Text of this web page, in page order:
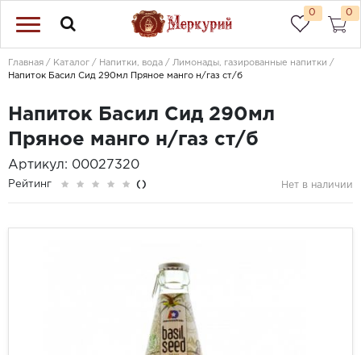
0 0
Главная Каталог Напитки, вода
Лимонады, газированные напитки
Напиток Басил Сид 290мл Пряное манго н/газ ст/б
Напиток Басил Сид 290мл
Пряное манго н/газ ст/б
Артикул: 00027320
Рейтинг () Нет в наличии